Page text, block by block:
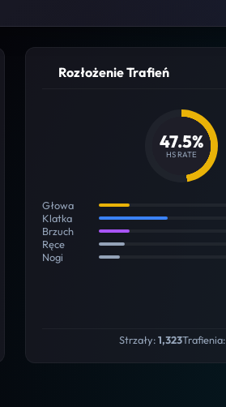
Rozłożenie Trafień
47.5%
HS RATE
Głowa
Klatka
Brzuch
Ręce
Nogi
Strzały:1,323Trafienia: